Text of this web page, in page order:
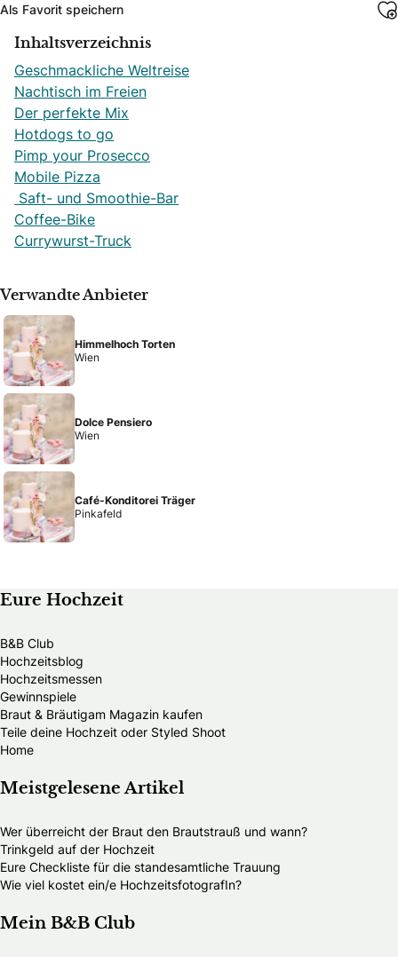
Als Favorit speichern
Inhaltsverzeichnis
Geschmackliche Weltreise
Nachtisch im Freien
Der perfekte Mix
Hotdogs to go
Pimp your Prosecco
Mobile Pizza
Saft- und Smoothie-Bar
Coffee-Bike
Currywurst-Truck
Verwandte Anbieter
Himmelhoch Torten
Wien
Dolce Pensiero
Wien
Café-Konditorei Träger
Pinkafeld
Eure Hochzeit
B&B Club
Hochzeitsblog
Hochzeitsmessen
Gewinnspiele
Braut & Bräutigam Magazin kaufen
Teile deine Hochzeit oder Styled Shoot
Home
Meistgelesene Artikel
Wer überreicht der Braut den Brautstrauß und wann?
Trinkgeld auf der Hochzeit
Eure Checkliste für die standesamtliche Trauung
Wie viel kostet ein/e HochzeitsfotografIn?
Mein B&B Club